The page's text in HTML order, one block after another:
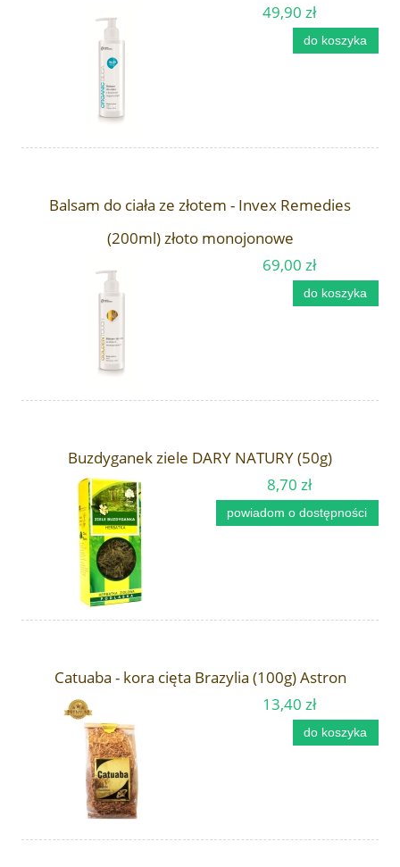
49,90 zł
do koszyka
Balsam do ciała ze złotem - Invex Remedies
(200ml) złoto monojonowe
69,00 zł
do koszyka
Buzdyganek ziele DARY NATURY (50g)
8,70 zł
powiadom o dostępności
Catuaba - kora cięta Brazylia (100g) Astron
13,40 zł
do koszyka